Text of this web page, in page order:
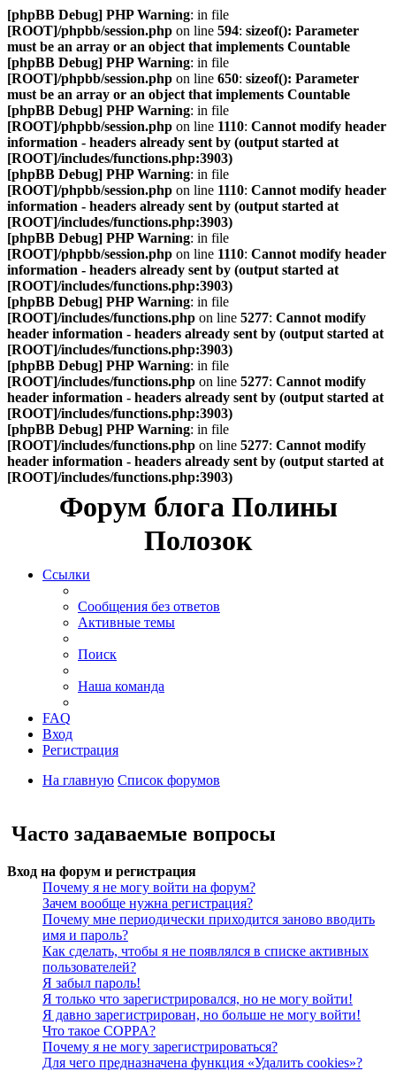
[phpBB Debug] PHP Warning: in file
[ROOT]/phpbb/session.php on line 594: sizeof(): Parameter
must be an array or an object that implements Countable
[phpBB Debug] PHP Warning: in file
[ROOT]/phpbb/session.php on line 650: sizeof(): Parameter
must be an array or an object that implements Countable
[phpBB Debug] PHP Warning: in file
[ROOT]/phpbb/session.php on line 1110: Cannot modify header
information - headers already sent by (output started at
[ROOT]/includes/functions.php:3903)
[phpBB Debug] PHP Warning: in file
[ROOT]/phpbb/session.php on line 1110: Cannot modify header
information - headers already sent by (output started at
[ROOT]/includes/functions.php:3903)
[phpBB Debug] PHP Warning: in file
[ROOT]/phpbb/session.php on line 1110: Cannot modify header
information - headers already sent by (output started at
[ROOT]/includes/functions.php:3903)
[phpBB Debug] PHP Warning: in file
[ROOT]/includes/functions.php on line 5277: Cannot modify
header information - headers already sent by (output started at
[ROOT]/includes/functions.php:3903)
[phpBB Debug] PHP Warning: in file
[ROOT]/includes/functions.php on line 5277: Cannot modify
header information - headers already sent by (output started at
[ROOT]/includes/functions.php:3903)
[phpBB Debug] PHP Warning: in file
[ROOT]/includes/functions.php on line 5277: Cannot modify
header information - headers already sent by (output started at
[ROOT]/includes/functions.php:3903)
Форум блога Полины
Полозок
Ссылки
Сообщения без ответов
Активные темы
Поиск
Наша команда
FAQ
Вход
Регистрация
На главную Список форумов
Часто задаваемые вопросы
Вход на форум и регистрация
Почему я не могу войти на форум?
Зачем вообще нужна регистрация?
Почему мне периодически приходится заново вводить
имя и пароль?
Как сделать, чтобы я не появлялся в списке активных
пользователей?
Я забыл пароль!
Я только что зарегистрировался, но не могу войти!
Я давно зарегистрирован, но больше не могу войти!
Что такое COPPA?
Почему я не могу зарегистрироваться?
Для чего предназначена функция «Удалить cookies»?